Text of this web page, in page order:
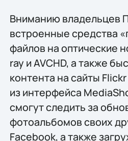
Вниманию владельцев
встроенные средства
файлов на оптические
ray и AVCHD, а также
контента на сайты
из интерфейса
смогут следить за
фотоальбомов своих
Facebook, а также